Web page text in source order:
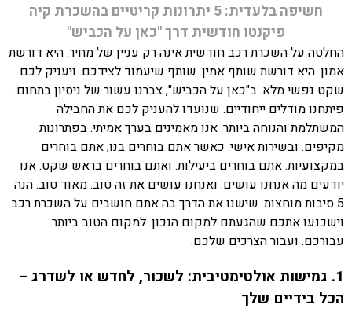
חשיפה בלעדית: 5 יתרונות קריטיים בהשכרת קיה
פיקנטו חודשית דרך "כאן על הכביש"
החלטה על השכרת רכב חודשית אינה רק עניין של מחיר. היא דורשת
אמון. היא דורשת שותף אמין. שותף שיעמוד לצידכם. ויעניק לכם
שקט נפשי מלא. ב"כאן על הכביש", צברנו עשור של ניסיון בתחום.
פיתחנו מודלים ייחודיים. שנועדו להעניק לכם את החבילה
המשתלמת והנוחה ביותר. אנו מאמינים בערך אמיתי. בפתרונות
מקיפים. ובשירות אישי. כאשר אתם בוחרים בנו, אתם בוחרים
במקצועיות. אתם בוחרים ביעילות. ואתם בוחרים בראש שקט. אנו
יודעים מה אנחנו עושים. ואנחנו עושים את זה טוב. מאוד טוב. הנה
5 סיבות מוחצות. שישנו את הדרך בה אתם חושבים על השכרת רכב.
וישכנעו אתכם שהגעתם למקום הנכון. למקום הטוב ביותר.
עבורכם. ועבור הצרכים שלכם.
1. גמישות אולטימטיבית: לשכור, לחדש או לשדרג –
הכל בידיים שלך